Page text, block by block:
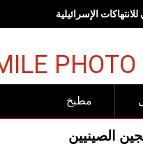
الإسرائيلية
PHOTO
مطبخ
الصينيين